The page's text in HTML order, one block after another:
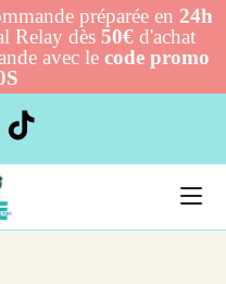
préparée en 24h
Relay dès 50€d'achat
avec le code promo